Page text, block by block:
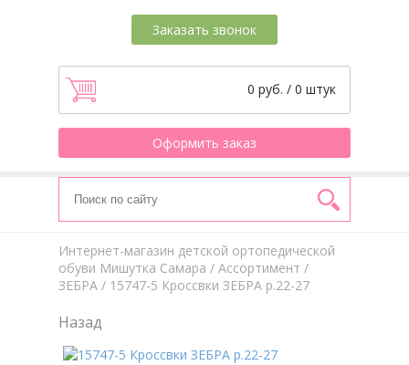
Заказать звонок
0 руб. / 0 штук
Оформить заказ
Интернет-магазин детской ортопедической
обуви Мишутка Самара / Aссортимент /
ЗЕБРА / 15747-5 Кроссвки ЗЕБРА р.22-27
Назад